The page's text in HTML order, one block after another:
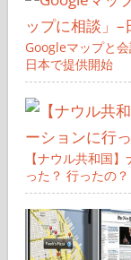
Googleマップと
日本で提供開始
【ナウル共和国
った？ 行ったの？